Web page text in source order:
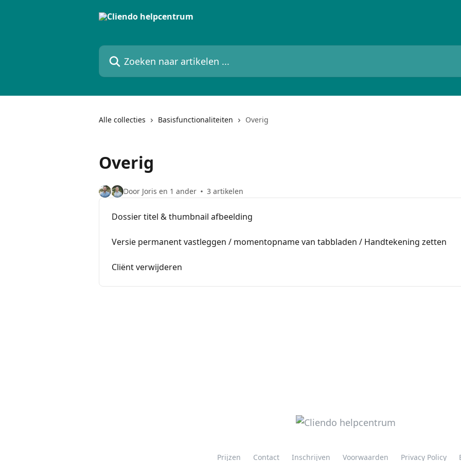
Zoeken naar artikelen ...
Alle collecties Basisfunctionaliteiten Overig
Overig
Door Joris en 1 ander 3 artikelen
Dossier titel & thumbnail afbeelding
Versie permanent vastleggen / momentopname van tabbladen / Handtekening zetten
Cliënt verwijderen
Prijzen Contact Inschrijven Voorwaarden Privacy Policy